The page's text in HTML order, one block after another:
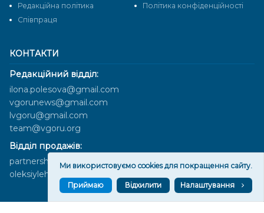
КОНТАКТИ
Редакційний відділ:
ilona.polesova@gmail.com
vgorunews@gmail.com
lvgoru@gmail.com
team@vgoru.org
Відділ продажів:
partnership@vgoru.org
oleksiylehen@vgoru.org
Редакційна політика
Політика конфіденційності
Cпівпраця
Ми використовуємо cookies для покращення сайту.
Приймаю Відхилити Налаштування